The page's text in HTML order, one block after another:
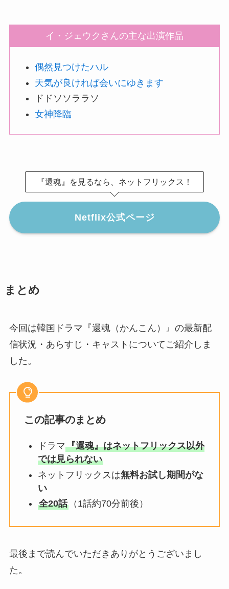
イ・ジェウクさんの主な出演作品
偶然見つけたハル
天気が良ければ会いにゆきます
ドドソソララソ
女神降臨
『還魂』を見るなら、ネットフリックス！
Netflix公式ページ
まとめ
今回は韓国ドラマ『還魂（かんこん）』の最新配
信状況・あらすじ・キャストについてご紹介しま
した。
この記事のまとめ
ドラマ『還魂』はネットフリックス以外
では見られない
ネットフリックスは無料お試し期間がな
い
全20話（1話約70分前後）
最後まで読んでいただきありがとうございまし
た。